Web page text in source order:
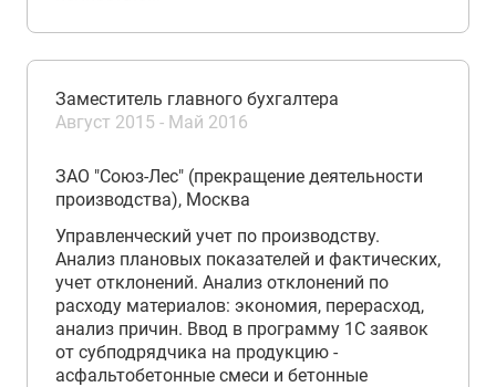
Заместитель главного бухгалтера
Август 2015 - Май 2016
ЗАО "Союз-Лес" (прекращение деятельности
производства), Москва
Управленческий учет по производству.
Анализ плановых показателей и фактических,
учет отклонений. Анализ отклонений по
расходу материалов: экономия, перерасход,
анализ причин. Ввод в программу 1С заявок
от субподрядчика на продукцию -
асфальтобетонные смеси и бетонные